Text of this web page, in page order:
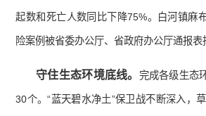
起数和死亡人数同比下降75%。白河镇麻
险案例被省委办公厅、省政府办公厅通报表
守住生态环境底线。 完成各级生态
30个。“蓝天碧水净土”保卫战不断深入，